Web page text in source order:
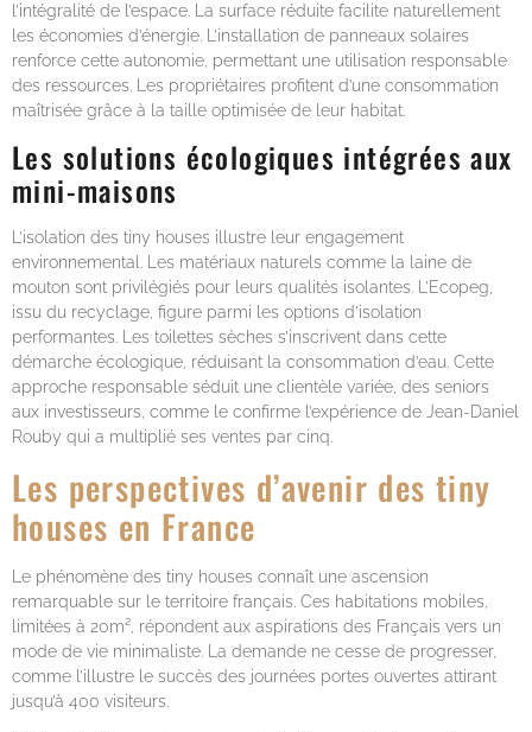
l’intégralité de l’espace. La surface réduite facilite naturellement
les économies d’énergie. L’installation de panneaux solaires
renforce cette autonomie, permettant une utilisation responsable
des ressources. Les propriétaires profitent d’une consommation
maîtrisée grâce à la taille optimisée de leur habitat.
Les solutions écologiques intégrées aux
mini-maisons
L’isolation des tiny houses illustre leur engagement
environnemental. Les matériaux naturels comme la laine de
mouton sont privilégiés pour leurs qualités isolantes. L’Ecopeg,
issu du recyclage, figure parmi les options d’isolation
performantes. Les toilettes sèches s’inscrivent dans cette
démarche écologique, réduisant la consommation d’eau. Cette
approche responsable séduit une clientèle variée, des seniors
aux investisseurs, comme le confirme l’expérience de Jean-Daniel
Rouby qui a multiplié ses ventes par cinq.
Les perspectives d’avenir des tiny
houses en France
Le phénomène des tiny houses connaît une ascension
remarquable sur le territoire français. Ces habitations mobiles,
limitées à 20m², répondent aux aspirations des Français vers un
mode de vie minimaliste. La demande ne cesse de progresser,
comme l’illustre le succès des journées portes ouvertes attirant
jusqu’à 400 visiteurs.